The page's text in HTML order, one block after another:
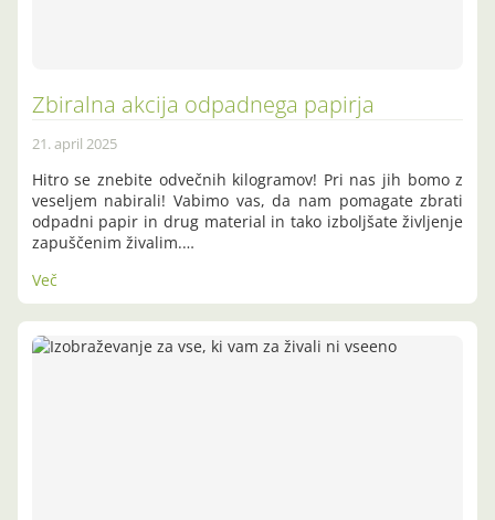
Zbiralna akcija odpadnega papirja
21. april 2025
Hitro se znebite odvečnih kilogramov! Pri nas jih bomo z
veseljem nabirali! Vabimo vas, da nam pomagate zbrati
odpadni papir in drug material in tako izboljšate življenje
zapuščenim živalim.…
Več